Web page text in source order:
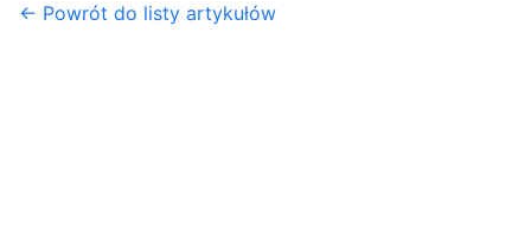
← Powrót do listy artykułów